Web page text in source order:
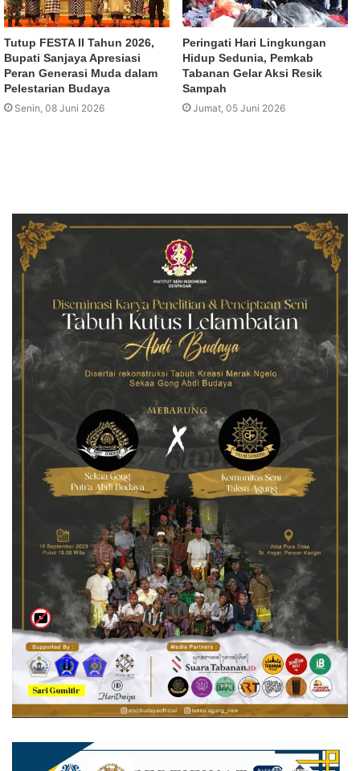
Tutup FESTA II Tahun 2026,
Bupati Sanjaya Apresiasi
Peran Generasi Muda dalam
Pelestarian Budaya
Senin, 08 Juni 2026
Peringati Hari Lingkungan
Hidup Sedunia, Pemkab
Tabanan Gelar Aksi Resik
Sampah
Jumat, 05 Juni 2026